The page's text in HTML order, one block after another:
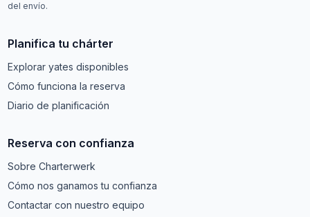
del envío.
Planifica tu chárter
Explorar yates disponibles
Cómo funciona la reserva
Diario de planificación
Reserva con confianza
Sobre Charterwerk
Cómo nos ganamos tu confianza
Contactar con nuestro equipo